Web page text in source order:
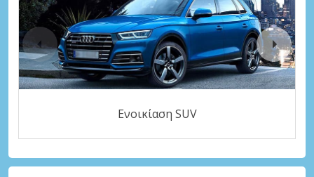
Ενοικίαση SUV